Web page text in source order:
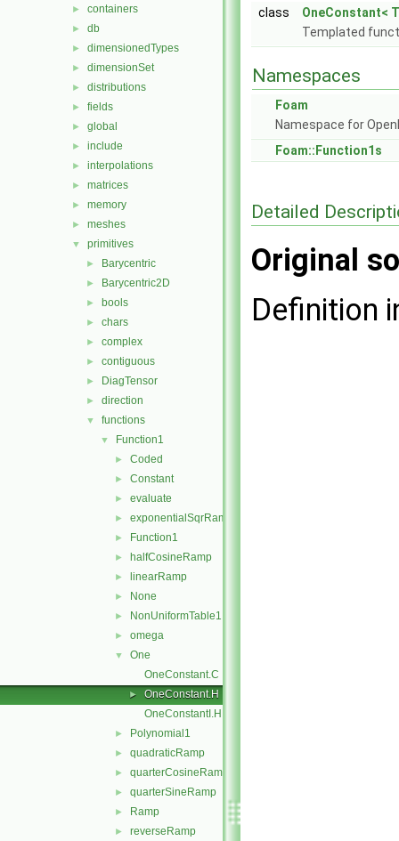
► containers
► db
► dimensionedTypes
► dimensionSet
► distributions
► fields
► global
► include
► interpolations
► matrices
► memory
► meshes
▼ primitives
► Barycentric
► Barycentric2D
► bools
► chars
► complex
► contiguous
► DiagTensor
► direction
▼ functions
▼ Function1
► Coded
► Constant
► evaluate
► exponentialSqrRamp
► Function1
► halfCosineRamp
► linearRamp
► None
► NonUniformTable1
► omega
▼
One
OneConstant.C
►
OneConstant.H
OneConstantI.H
► Polynomial1
► quadraticRamp
► quarterCosineRamp
► quarterSineRamp
► Ramp
► reverseRamp
class
OneConstant<
Templated
Namespaces
Foam
Namespace for
Foam::Function1s
Detailed
Original
Definition